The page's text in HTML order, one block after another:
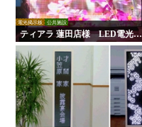
電光掲示板 公共施設
ティアラ 蓮田店様 LED電光掲
示板